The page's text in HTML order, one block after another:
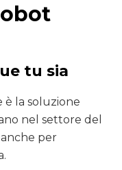
tu sia
è la soluzione
nel settore del
anche per